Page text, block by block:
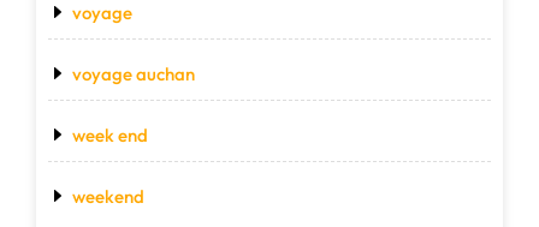
voyage
voyage auchan
week end
weekend